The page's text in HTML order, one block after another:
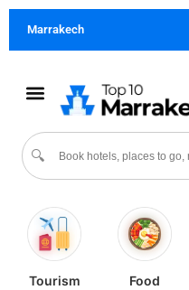
Marrakech
🔍
Tourism Food